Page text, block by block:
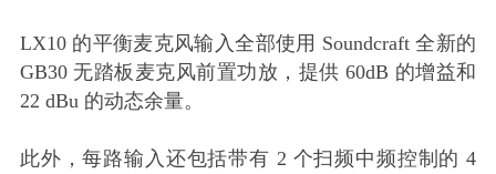
LX10 的平衡麦克风输入全部使用 Soundcraft 全新的
GB30 无踏板麦克风前置功放，提供 60dB 的增益和
22 dBu 的动态余量。
此外，每路输入还包括带有 2 个扫频中频控制的 4